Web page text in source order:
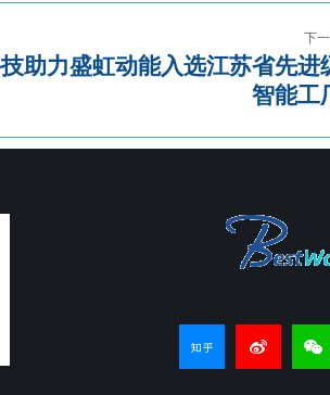
下
助力盛虹动能入选江苏省先进
智能工